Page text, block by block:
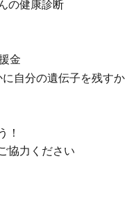
の健康診断
金
自分の遺伝子を残すか
！
協力ください